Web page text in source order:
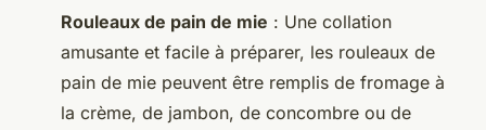
Rouleaux de pain de mie : Une collation
amusante et facile à préparer, les rouleaux de
pain de mie peuvent être remplis de fromage à
la crème, de jambon, de concombre ou de